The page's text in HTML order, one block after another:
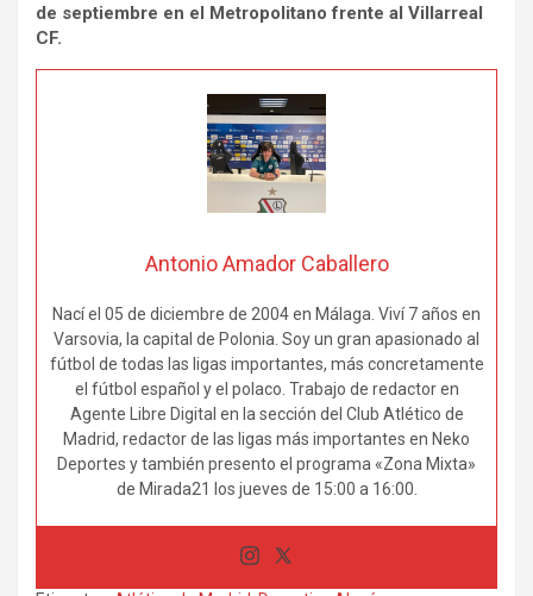
de septiembre en el Metropolitano frente al Villarreal
CF.
Antonio Amador Caballero
Nací el 05 de diciembre de 2004 en Málaga. Viví 7 años en
Varsovia, la capital de Polonia. Soy un gran apasionado al
fútbol de todas las ligas importantes, más concretamente
el fútbol español y el polaco. Trabajo de redactor en
Agente Libre Digital en la sección del Club Atlético de
Madrid, redactor de las ligas más importantes en Neko
Deportes y también presento el programa «Zona Mixta»
de Mirada21 los jueves de 15:00 a 16:00.